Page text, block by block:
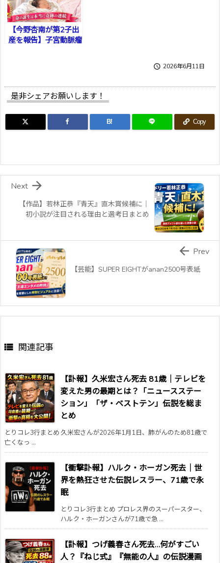
【今野杏南が第2子出
産を報告】子宮動脈瘤
 2026年6月11日
是非シェアお願いします！
B! Copy
【作品】若林正恭『青天』直木賞候補に｜
初小説が注目される理由と選考日まとめ

Next
【芸能】SUPER EIGHTがanan2500号表紙
 Prev
 関連記事
【訃報】久米宏さん死去 81歳｜テレビを
変えた男の最期とは？「ニュースステー
ション」「ザ・ベストテン」伝説を総ま
とめ
とりコレ3行まとめ 久米宏さんが2026年1月1日、肺がんのため81歳で
亡くなっ ...
【衝撃訃報】ハルク・ホーガン死去｜世
界を熱狂させた伝説レスラー、71歳で永
眠
とりコレ3行まとめ プロレス界のスーパースター、
ハルク・ホーガンさんが71歳で急 ...
【訃報】つげ義春さん死去…何がすごい
人？『ねじ式』『無能の人』の伝説漫画